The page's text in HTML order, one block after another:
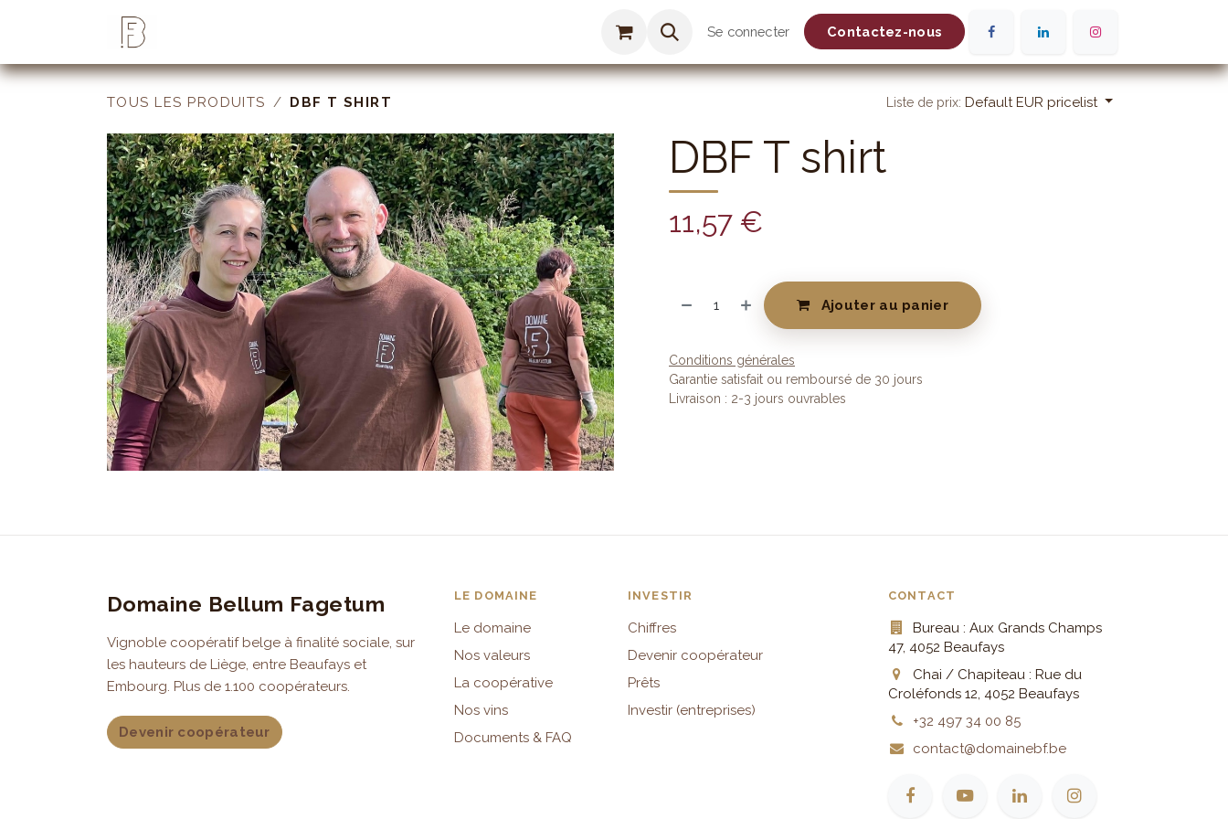
On parle de nous Se connecter Contactez-nous
TOUS LES PRODUITS DBF T SHIRT Liste de prix: Default EUR pricelist
DBF T shirt
11,57 €
Ajouter au panier
Conditions générales
Garantie satisfait ou remboursé de 30 jours
Livraison : 2-3 jours ouvrables
Domaine Bellum Fagetum
Vignoble coopératif belge à finalité sociale, sur
les hauteurs de Liège, entre Beaufays et
Embourg. Plus de 1.100 coopérateurs.
Devenir coopérateur
LE DOMAINE
Le domaine
Nos valeurs
La coopérative
Nos vins
Documents & FAQ
INVESTIR
Chiffres
Devenir coopérateur
Prêts
Investir (entreprises)
CONTACT
Bureau : Aux Grands Champs
47, 4052 Beaufays
Chai / Chapiteau : Rue du
Croléfonds 12, 4052 Beaufays
+32 497 34 00 85
contact@domainebf.be